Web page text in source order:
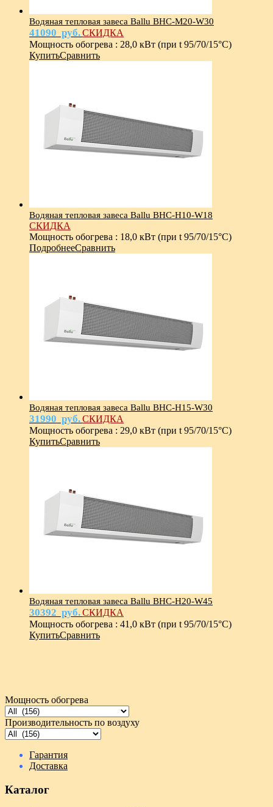
Водяная тепловая завеса Ballu BHC-M20-W30
41090 руб.СКИДКА
Мощность обогрева : 28,0 кВт (при t 95/70/15°С)
КупитьСравнить
Водяная тепловая завеса Ballu BHC-Н10-W18
СКИДКА
Мощность обогрева : 18,0 кВт (при t 95/70/15°С)
ПодробнееСравнить
Водяная тепловая завеса Ballu BHC-Н15-W30
31990 руб.СКИДКА
Мощность обогрева : 29,0 кВт (при t 95/70/15°С)
КупитьСравнить
Водяная тепловая завеса Ballu BHC-Н20-W45
30392 руб.СКИДКА
Мощность обогрева : 41,0 кВт (при t 95/70/15°С)
КупитьСравнить
Мощность обогрева
Производительность по воздуху
Гарантия
Доставка
Каталог